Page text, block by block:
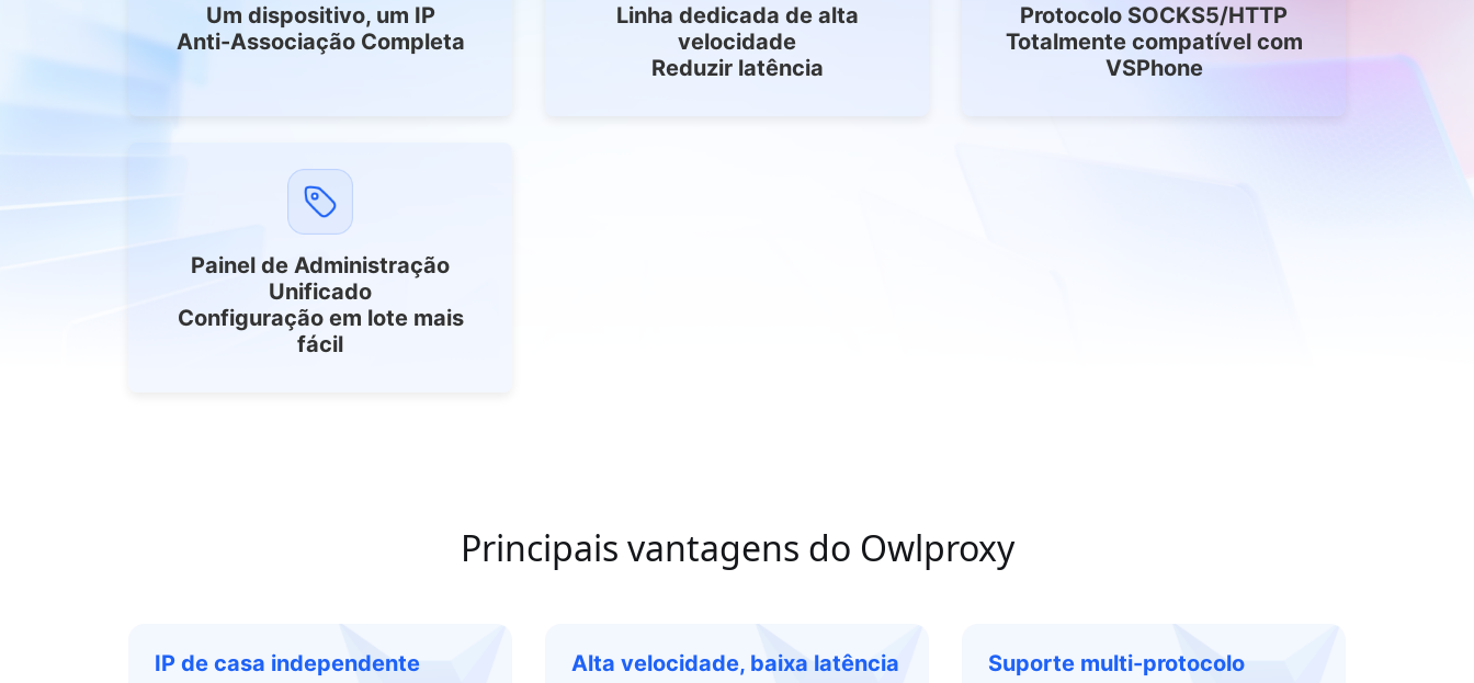
Um dispositivo, um IP
Anti-Associação Completa
Linha dedicada de alta
velocidade
Reduzir latência
Protocolo SOCKS5/HTTP
Totalmente compatível com
VSPhone
Painel de Administração
Unificado
Configuração em lote mais
fácil
Principais vantagens do Owlproxy
IP de casa independente Alta velocidade, baixa latência Suporte multi-protocolo